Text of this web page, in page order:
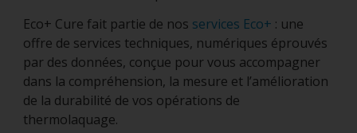
Eco+ Cure fait partie de nos services Eco+ : une
offre de services techniques, numériques éprouvés
par des données, conçue pour vous accompagner
dans la compréhension, la mesure et l’amélioration
de la durabilité de vos opérations de
thermolaquage.